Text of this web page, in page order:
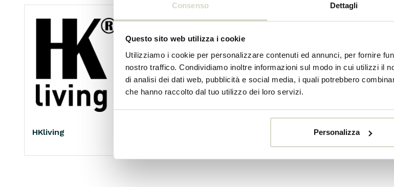
Consenso Dettagli
Questo sito web utilizza i cookie
Utilizziamo i cookie per personalizzare contenuti ed annunci, per fornire
nostro traffico. Condividiamo inoltre informazioni sul modo in cui utilizzi il
di analisi dei dati web, pubblicità e social media, i quali potrebbero
che hanno raccolto dal tuo utilizzo dei loro servizi.
Personalizza
HKliving House Doctor